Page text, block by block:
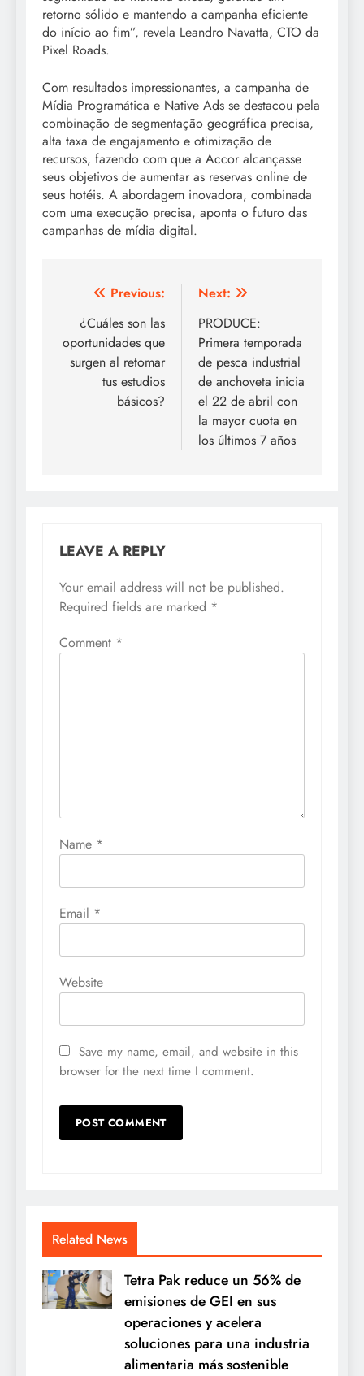
retorno sólido e mantendo a campanha eficiente
do início ao fim”, revela Leandro Navatta, CTO da
Pixel Roads.
Com resultados impressionantes, a campanha de
Mídia Programática e Native Ads se destacou pela
combinação de segmentação geográfica precisa,
alta taxa de engajamento e otimização de
recursos, fazendo com que a Accor alcançasse
seus objetivos de aumentar as reservas online de
seus hotéis. A abordagem inovadora, combinada
com uma execução precisa, aponta o futuro das
campanhas de mídia digital.
Post
navigation
Previous:
¿Cuáles son las
oportunidades que
surgen al retomar
tus estudios
básicos?
Next:
PRODUCE:
Primera temporada
de pesca industrial
de anchoveta inicia
el 22 de abril con
la mayor cuota en
los últimos 7 años
LEAVE A REPLY
Your email address will not be published.
Required fields are marked *
Comment *
Name *
Email *
Website
Save my name, email, and website in this
browser for the next time I comment.
Related News
Tetra Pak reduce un 56% de
emisiones de GEI en sus
operaciones y acelera
soluciones para una industria
alimentaria más sostenible